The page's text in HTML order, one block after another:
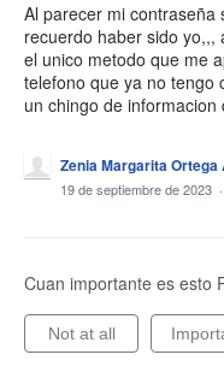
Al parecer mi contraseña
recuerdo haber sido
el unico metodo que me
telefono que ya no tengo
un chingo de
Zenia Margarita Ortega
19 de septiembre de 2023 ·
Cuan importante es esto
Not at all